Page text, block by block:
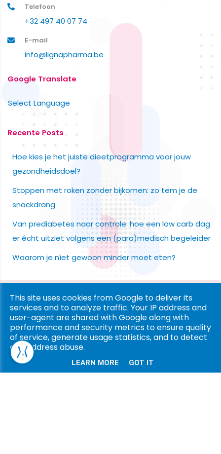
Telefoon
+32 497 40 07 74
E-mail
info@lignapharma.be
Google Translate
Select Language
Recente Posts
Hoe kies je het juiste dieetprogramma voor jouw
gezondheidsdoel?
Stoppen met roken zonder bijkomen: zo tem je de
snackdrang
Van prediabetes naar controle: hoe een low carb dag
er écht uitziet volgens een (para)medisch begeleider
Waarom je níet gewoon minder moet eten?
Copyright © 2026 Ligna Pharma. All rights reserved. |
& Cookies|UP-TO-DATE WebDesign
This site uses cookies from Google to deliver its
services and to analyze traffic. Your IP address and
user-agent are shared with Google along with
performance and security metrics to ensure quality
of service, generate usage statistics, and to detect
and address abuse.
LEARN MORE GOT IT